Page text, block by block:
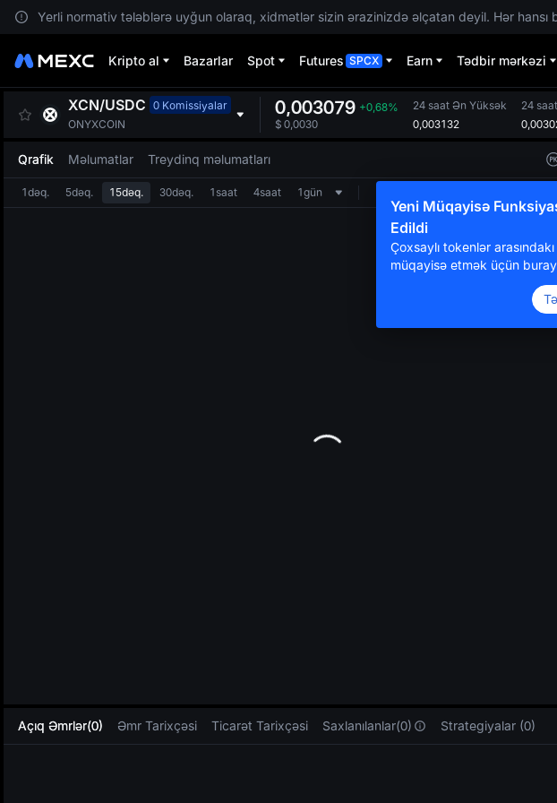
Yerli normativ tələblərə uyğun olaraq, xidmətlər sizin ərazinizdə əlçatan deyil. Hər hansı
Kripto al Bazarlar Spot Futures SPCX Earn Tədbir mərkəzi
XCN/USDC 0 Komissiyalar
ONYXCOIN
0,003079 +0,68%
$ 0,0030
24 saat Ən Yüksək
0,003132
24
Qrafik Məlumatlar Treydinq məlumatları
Yeni Müqayisə
Edildi
Çoxsaylı tokenlər
müqayisə etmək üçün
1dəq. 5dəq. 15dəq. 30dəq. 1saat 4saat 1gün
Açıq Əmrlər(0) Əmr Tarixçəsi Ticarət Tarixçəsi Saxlanılanlar(0) Strategiyalar (0)